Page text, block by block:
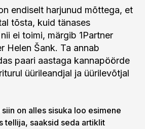
endiselt harjunud mõttega, et
tõsta, kuid tänases
ei toimi, märgib 1Partner
Helen Šank. Ta annab
paari aastaga kannapöörde
üürileandjal ja üürilevõtjal
on alles sisuka loo esimene
tellija, saaksid seda artiklit